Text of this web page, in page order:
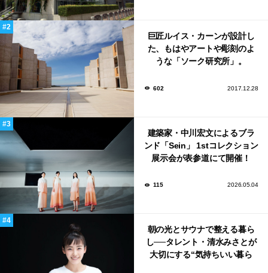
巨匠ルイス・カーンが設計し
た、もはやアートや彫刻のよ
うな「ソーク研究所」。
602 2017.12.28
建築家・中川宏文によるブラ
ンド「Sein」 1stコレクション
展示会が表参道にて開催！
115 2026.05.04
朝の光とサウナで整える暮ら
し──タレント・清水みさとが
大切にする“気持ちいい暮ら